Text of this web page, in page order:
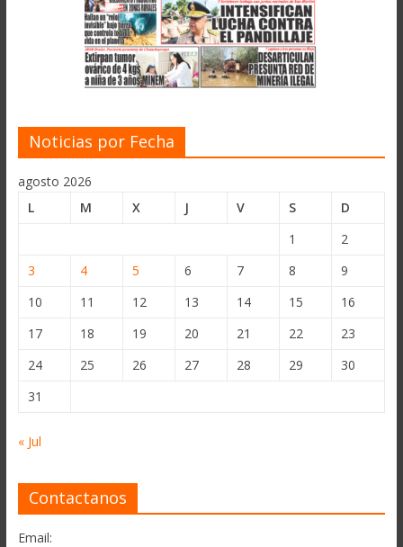
Noticias por Fecha
agosto 2026
L
M X J V S
D
1
2
3
4 5 6 7 8
9
10
11 12 13 14 15
16
17
18 19 20 21 22
23
24
25 26 27 28 29
30
31
« Jul
Contactanos
Email: